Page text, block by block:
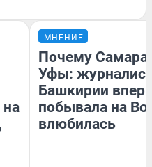
на
МНЕНИЕ
Почему Самара
Уфы:
Башкирии
побывала на
влюбилась